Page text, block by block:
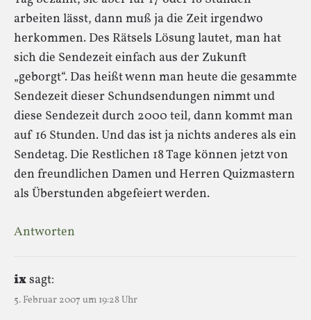
arbeiten lässt, dann muß ja die Zeit irgendwo
herkommen. Des Rätsels Lösung lautet, man hat
sich die Sendezeit einfach aus der Zukunft
„geborgt“. Das heißt wenn man heute die gesammte
Sendezeit dieser Schundsendungen nimmt und
diese Sendezeit durch 2000 teil, dann kommt man
auf 16 Stunden. Und das ist ja nichts anderes als ein
Sendetag. Die Restlichen 18 Tage können jetzt von
den freundlichen Damen und Herren Quizmastern
als Überstunden abgefeiert werden.
Antworten
ixsagt:
5. Februar 2007 um 19:28 Uhr